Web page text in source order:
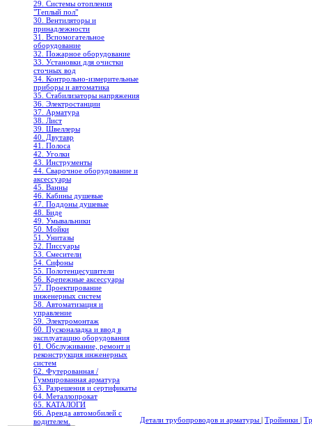
29. Системы отопления
"Теплый пол"
30. Вентиляторы и
принадлежности
31. Вспомогательное
оборудование
32. Пожарное оборудование
33. Установки для очистки
сточных вод
34. Контрольно-измерительные
приборы и автоматика
35. Стабилизаторы напряжения
36. Электростанции
37. Арматура
38. Лист
39. Швеллеры
40. Двутавр
41. Полоса
42. Уголки
43. Инструменты
44. Сварочное оборудование и
аксессуары
45. Ванны
46. Кабины душевые
47. Поддоны душевые
48. Биде
49. Умывальники
50. Мойки
51. Унитазы
52. Писсуары
53. Смесители
54. Сифоны
55. Полотенцесушители
56. Крепежные аксессуары
57. Проектирование
инженерных систем
58. Автоматизация и
управление
59. Электромонтаж
60. Пусконаладка и ввод в
эксплуатацию оборудования
61. Обслуживание, ремонт и
реконструкция инженерных
систем
62. Футерованная /
Гуммированная арматура
63. Разрешения и сертификаты
64. Металлопрокат
65. КАТАЛОГИ
66. Аренда автомобилей с
водителем.
Детали трубопроводов и арматуры | Тройники |